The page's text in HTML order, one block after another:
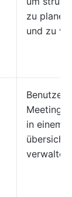
zu
und zu
Benutzer,
Meetings
in einem